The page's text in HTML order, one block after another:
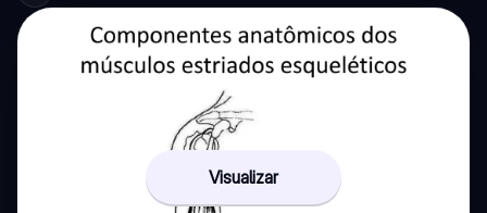
Visualizar